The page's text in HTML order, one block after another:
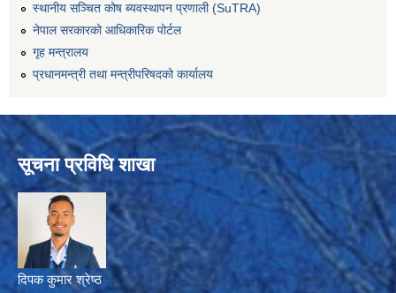
स्थानीय सञ्चित कोष ब्यवस्थापन प्रणाली (SuTRA)
नेपाल सरकारको आधिकारिक पोर्टल
गृह मन्त्रालय
प्रधानमन्त्री तथा मन्त्रीपरिषदको कार्यालय
सूचना प्रविधि शाखा
दिपक कुमार श्रेष्ठ